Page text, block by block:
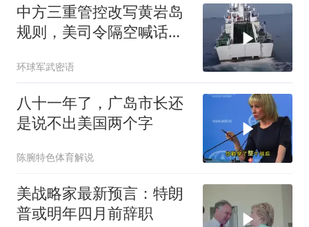
中方三重管控改写黄岩岛
规则，美司令隔空喊话露
环球军武密语
八十一年了，广岛市长还
是说不出美国两个字
陈腕特色体育解说
美战略家最新预言：特朗
普或明年四月前辞职